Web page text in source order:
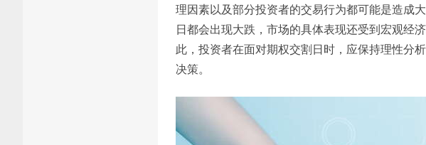
理因素以及部分投资者的交易行为都可能是造成
日都会出现大跌，市场的具体表现还受到宏观经
此，投资者在面对期权交割日时，应保持理性分
决策。